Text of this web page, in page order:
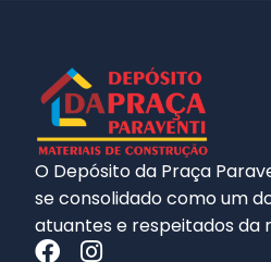
O Depósito da Praça
se consolidado como um
atuantes e respeitados da